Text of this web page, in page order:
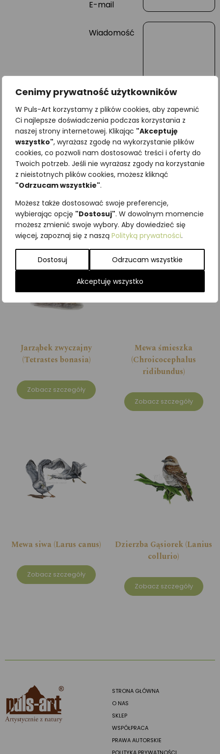
Cenimy prywatność użytkowników
W Puls-Art korzystamy z plików cookies, aby zapewnić
Ci najlepsze doświadczenia podczas korzystania z
naszej strony internetowej. Klikając "Akceptuję
wszystko", wyrażasz zgodę na wykorzystanie plików
cookies, co pozwoli nam dostosować treści i oferty do
Twoich potrzeb. Jeśli nie wyrażasz zgody na korzystanie
z nieistotnych plików cookies, możesz kliknąć
"Odrzucam wszystkie".
Możesz także dostosować swoje preferencje,
wybierając opcję "Dostosuj". W dowolnym momencie
możesz zmienić swoje wybory. Aby dowiedzieć się
więcej, zapoznaj się z naszą Polityką prywatności.
Dostosuj Odrzucam wszystkie
Akceptuję wszystko
E-mail
Wiadomość
Najniższa cena z ostatnich 30
dni:65,00zł
SKU:Brak danych
Kategorie:
Podobne produkty
Jarząbek zwyczajny
(Tetrastes bonasia)
Zobacz szczegóły
Mewa śmieszka
(Chroicocephalus
ridibundus)
Zobacz szczegóły
Mewa siwa (Larus canus)
Zobacz szczegóły
Dzierzba Gąsiorek (Lanius
collurio)
Zobacz szczegóły
STRONA GŁÓWNA
O NAS
SKLEP
WSPÓŁPRACA
PRAWA AUTORSKIE